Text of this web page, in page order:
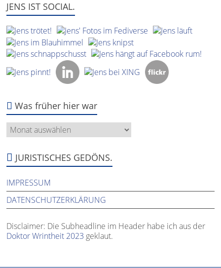
JENS IST SOCIAL.
Was früher hier war
Was
früher
warJURISTISCHES GEDÖNS.
IMPRESSUM
DATENSCHUTZERKLÄRUNG
Disclaimer: Die Subheadline im Header habe ich aus der
Doktor Wrintheit 2023 geklaut.